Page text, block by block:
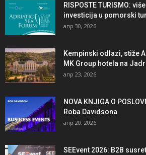
RISPOSTE TURISMO:
investicija u pomorski
апр 30, 2026
Kempinski odlazi, stiže
MK Group hotela na
апр 23, 2026
NOVA KNJIGA O
Roba Davidsona
апр 20, 2026
SEEvent 2026: B2B